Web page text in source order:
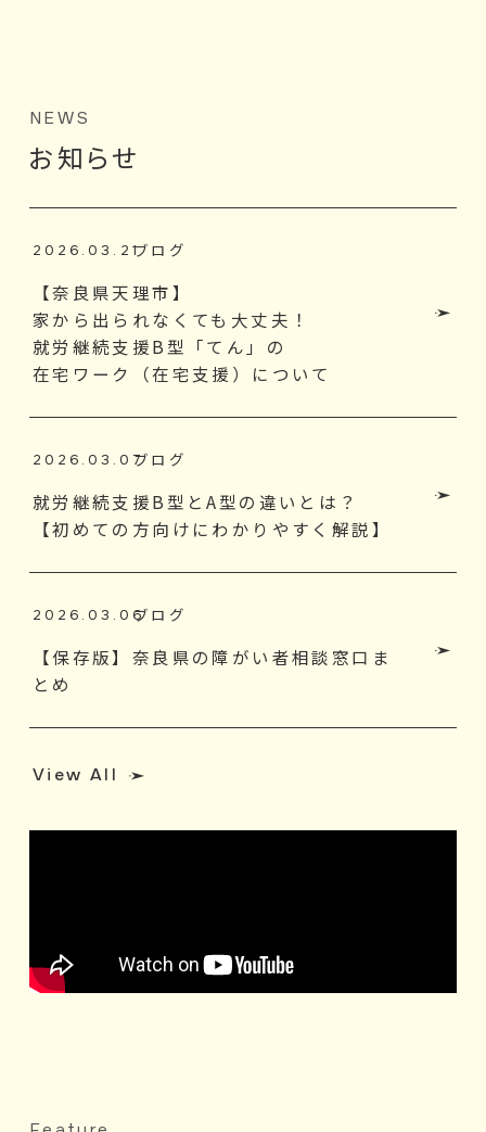
NEWS
お知らせ
2026.03.21ブログ
【奈良県天理市】
家から出られなくても大丈夫！
就労継続支援B型「てん」の
在宅ワーク（在宅支援）について
2026.03.07ブログ
就労継続支援B型とA型の違いとは？
【初めての方向けにわかりやすく解説】
2026.03.06ブログ
【保存版】奈良県の障がい者相談窓口ま
とめ
View All